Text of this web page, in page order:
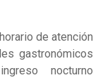
de atención
gastronómicos
nocturno